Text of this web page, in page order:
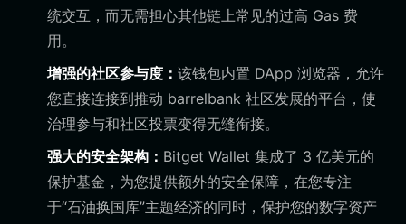
统交互，而无需担心其他链上常见的过高 Gas 费
用。
增强的社区参与度： 该钱包内置 DApp 浏览器，允许
您直接连接到推动 barrelbank 社区发展的平台，使
治理参与和社区投票变得无缝衔接。
强大的安全架构： Bitget Wallet 集成了 3 亿美元的
保护基金，为您提供额外的安全保障，在您专注
于“石油换国库”主题经济的同时，保护您的数字资产